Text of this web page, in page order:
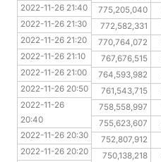
2022-11-26 21:30
775,205,040
2022-11-26 21:20
772,582,331
2022-11-26 21:10
770,764,072
2022-11-26 21:00
767,676,515
2022-11-26 20:50
764,593,982
2022-11-26 20:40
761,543,715
2022-11-26 20:30
758,558,997
2022-11-26 20:20
755,623,607
2022-11-26 20:10
752,807,912
2022-11-26 20:00
750,138,218
2022-11-26 21:40
2022-11-26 21:30
2022-11-26 21:20
2022-11-26 21:10
2022-11-26 21:00
2022-11-26 20:50
2022-11-26
20:40
2022-11-26 20:30
2022-11-26 20:20